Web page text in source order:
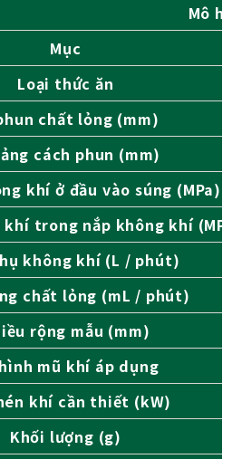
Mô
Mục
Loại thức ăn
chất lỏng (mm)
cách phun (mm)
khí ở đầu vào súng (MPa)
khí trong nắp không khí (MPa)
không khí (L / phút)
chất lỏng (mL / phút)
rộng mẫu (mm)
mũ khí áp dụng
khí cần thiết (kW)
Khối lượng (g)